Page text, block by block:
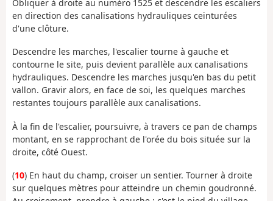
Obliquer à droite au numéro 1525 et descendre les escaliers
en direction des canalisations hydrauliques ceinturées
d'une clôture.
Descendre les marches, l'escalier tourne à gauche et
contourne le site, puis devient parallèle aux canalisations
hydrauliques. Descendre les marches jusqu'en bas du petit
vallon. Gravir alors, en face de soi, les quelques marches
restantes toujours parallèle aux canalisations.
À la fin de l'escalier, poursuivre, à travers ce pan de champs
montant, en se rapprochant de l'orée du bois située sur la
droite, côté Ouest.
(10) En haut du champ, croiser un sentier. Tourner à droite
sur quelques mètres pour atteindre un chemin goudronné.